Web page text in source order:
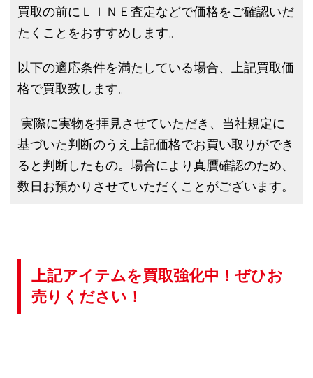
買取の前にＬＩＮＥ査定などで価格をご確認いだ
たくことをおすすめします。
以下の適応条件を満たしている場合、上記買取価
格で買取致します。
実際に実物を拝見させていただき、当社規定に
基づいた判断のうえ上記価格でお買い取りができ
ると判断したもの。場合により真贋確認のため、
数日お預かりさせていただくことがございます。
上記アイテムを買取強化中！ぜひお
売りください！